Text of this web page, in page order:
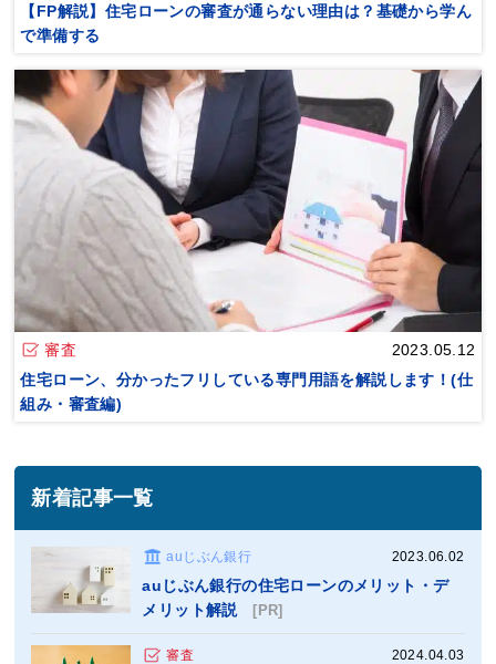
【FP解説】住宅ローンの審査が通らない理由は？基礎から学ん
で準備する
審査
2023.05.12
住宅ローン、分かったフリしている専門用語を解説します！(仕
組み・審査編)
新着記事一覧
auじぶん銀行 2023.06.02
auじぶん銀行の住宅ローンのメリット・デ
メリット解説 [PR]
審査 2024.04.03